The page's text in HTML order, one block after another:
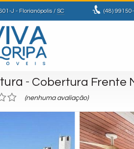
J - Florianópolis / SC (48)
- Cobertura Frente
(nenhuma avaliação)